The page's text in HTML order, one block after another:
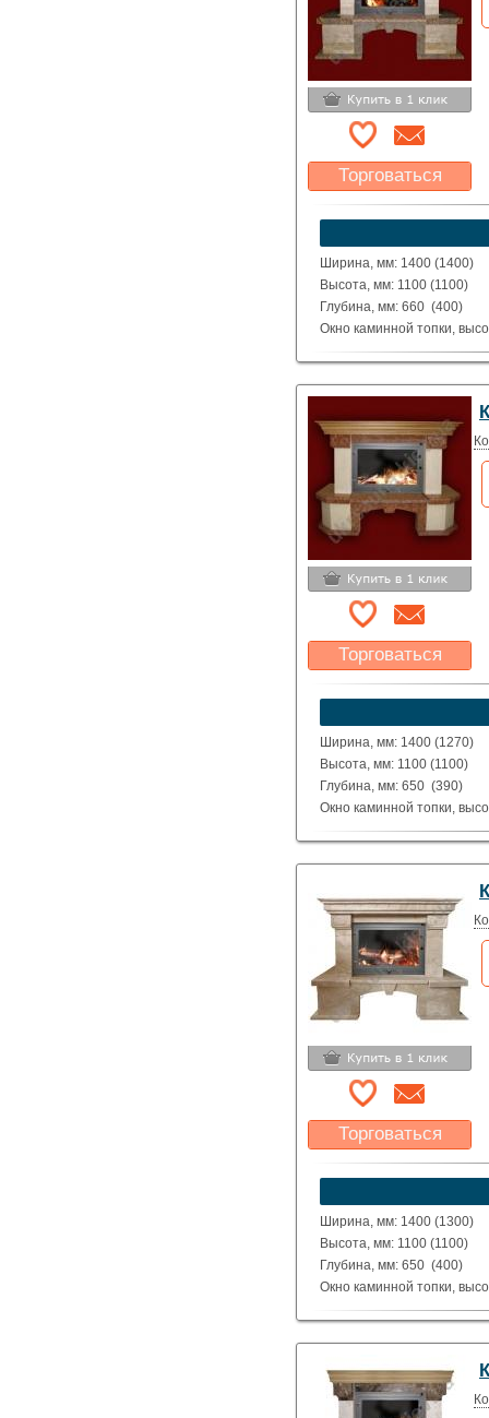
Торговаться
Какая цена Вас
устроит?
Указать цену
Ширина, мм: 1400 (1400)
Высота, мм: 1100 (1100)
Глубина, мм: 660 (400)
Окно каминной топки,
Окно каминной топки,
Материал: Полированные
облицовка болгарским
Исполнение: Прямой,
Торговаться
Какая цена Вас
устроит?
Указать цену
Ширина, мм: 1400 (1270)
Высота, мм: 1100 (1100)
Глубина, мм: 650 (390)
Окно каминной топки,
Окно каминной топки,
Giallo Atlantide.
Исполнение: Прямой,
Торговаться
Какая цена Вас
устроит?
Указать цену
Ширина, мм: 1400 (1300)
Высота, мм: 1100 (1100)
Глубина, мм: 650 (400)
Окно каминной топки,
Окно каминной топки,
Исполнение: Прямой,